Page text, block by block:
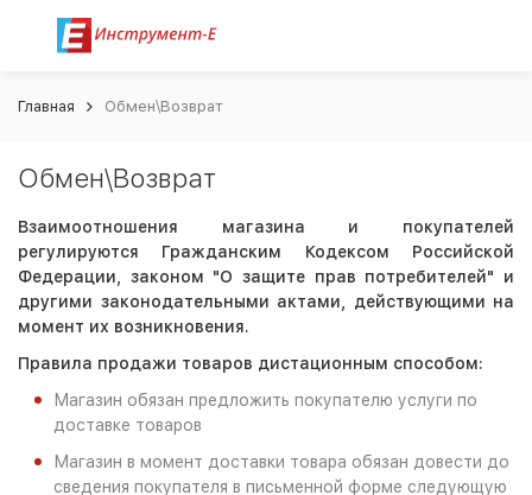
Главная Обмен\Возврат
Обмен\Возврат
Взаимоотношения магазина и покупателей
регулируются Гражданским Кодексом Российской
Федерации, законом "О защите прав потребителей" и
другими законодательными актами, действующими на
момент их возникновения.
Правила продажи товаров дистационным способом:
Магазин обязан предложить покупателю услуги по
доставке товаров
Магазин в момент доставки товара обязан довести до
сведения покупателя в письменной форме следующую